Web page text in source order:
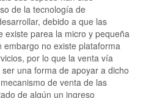
de la tecnología de
debido a que las
existe parea la micro y pequeña
embargo no existe plataforma
por lo que la venta vía
una forma de apoyar a dicho
de venta de las
de algún un ingreso